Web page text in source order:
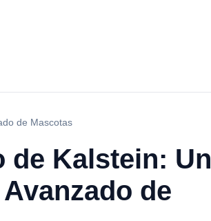
de Mascotas
de Kalstein: Un
de